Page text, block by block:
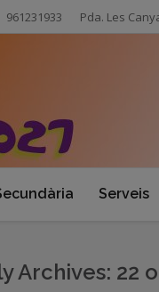
961231933 Pda. Les
Serveis
Archives: 22